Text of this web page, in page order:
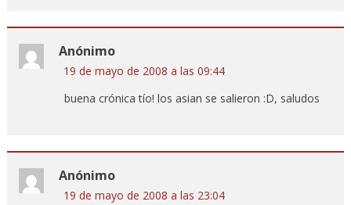
Anónimo
19 de mayo de 2008 a las 09:44
buena crónica tío! los asian se salieron :D, saludos
Anónimo
19 de mayo de 2008 a las 23:04